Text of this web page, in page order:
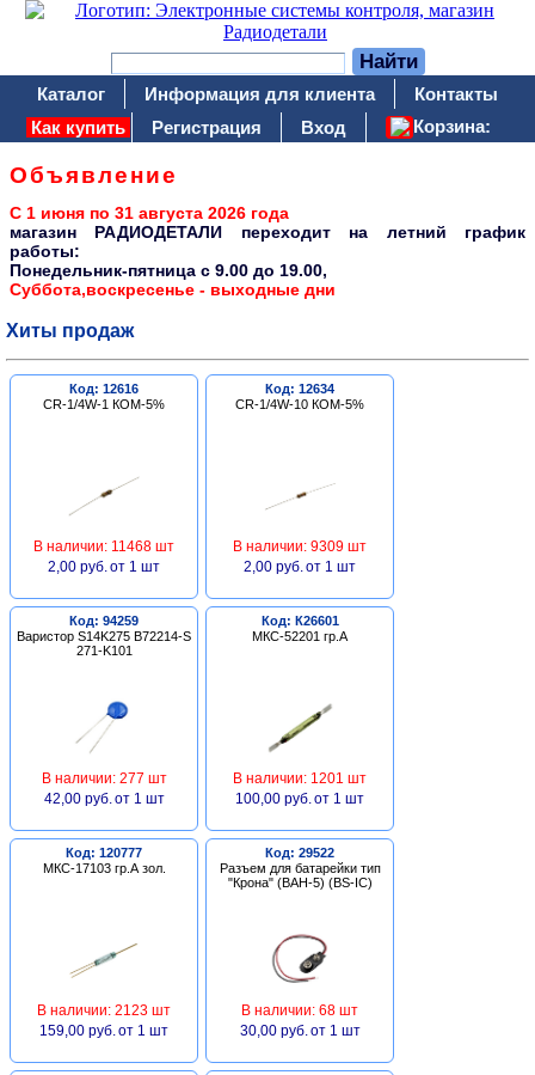
Каталог Информация для клиента
Контакты
Как купить
Регистрация Вход Корзина:
Объявление
С 1 июня по 31 августа 2026 года
магазин РАДИОДЕТАЛИ переходит на летний график
работы:
Понедельник-пятница c 9.00 до 19.00,
Суббота,воскресенье - выходные дни
Хиты продаж
Код: 12616
CR-1/4W-1 КОМ-5%
В наличии: 11468 шт
2,00 руб. от 1 шт
Код: 12634
CR-1/4W-10 КОМ-5%
В наличии: 9309 шт
2,00 руб. от 1 шт
Код: 94259
Варистор S14K275 B72214-S
271-K101
В наличии: 277 шт
42,00 руб. от 1 шт
Код: К26601
МКС-52201 гр.А
В наличии: 1201 шт
100,00 руб. от 1 шт
Код: 120777
МКС-17103 гр.А зол.
В наличии: 2123 шт
159,00 руб. от 1 шт
Код: 29522
Разъем для батарейки тип
"Крона" (BAH-5) (BS-IC)
В наличии: 68 шт
30,00 руб. от 1 шт